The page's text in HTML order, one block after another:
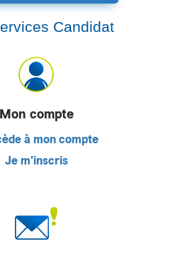
Candidat
Mon compte
à mon compte
Je m'inscris